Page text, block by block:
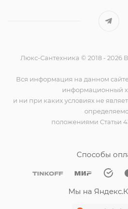
Люкс-Сантехника © 2018 - 2026
Вся информация на данном
информационный
и ни при каких условиях не
положениями Статьи
Способы
Мы на